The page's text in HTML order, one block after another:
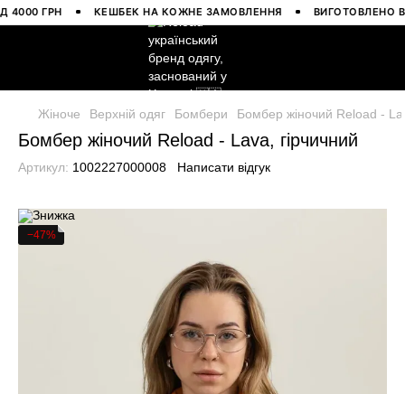
ГРН КЕШБЕК НА КОЖНЕ ЗАМОВЛЕННЯ ВИГОТОВЛЕНО В
Жіноче Верхній одяг Бомбери Бомбер жіночий Reload -
Бомбер жіночий Reload - Lava, гірчичний
Артикул: 1002227000008 Написати відгук
−47%